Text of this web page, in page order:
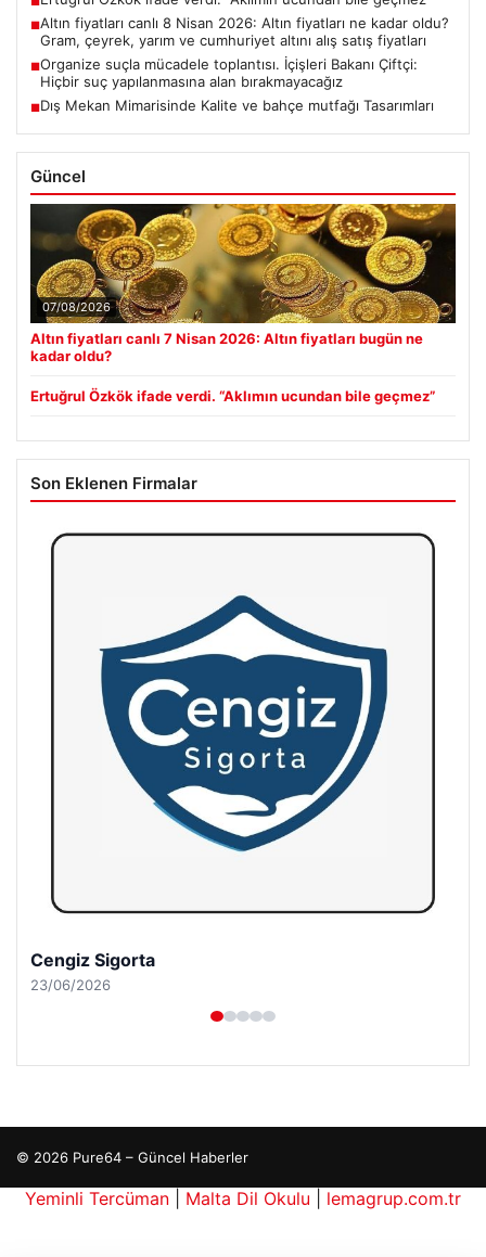
■Altın fiyatları canlı 8 Nisan 2026: Altın fiyatları ne kadar oldu?
Gram, çeyrek, yarım ve cumhuriyet altını alış satış fiyatları
■Organize suçla mücadele toplantısı. İçişleri Bakanı Çiftçi:
Hiçbir suç yapılanmasına alan bırakmayacağız
■Dış Mekan Mimarisinde Kalite ve bahçe mutfağı Tasarımları
Güncel
07/08/2026
Altın fiyatları canlı 7 Nisan 2026: Altın fiyatları bugün ne
kadar oldu?
Ertuğrul Özkök ifade verdi. “Aklımın ucundan bile geçmez”
Son Eklenen Firmalar
Cengiz Sigorta
23/06/2026
© 2026 Pure64 – Güncel Haberler
Yeminli Tercüman Malta Dil Okulu
lemagrup.com.tr